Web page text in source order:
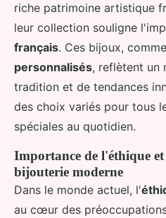
riche patrimoine artistique
leur collection souligne
français. Ces bijoux,
personnalisés, reflètent un
tradition et de tendances
des choix variés pour tous
spéciales au quotidien.
Importance de l'éthique
bijouterie moderne
Dans le monde actuel, l'
au cœur des